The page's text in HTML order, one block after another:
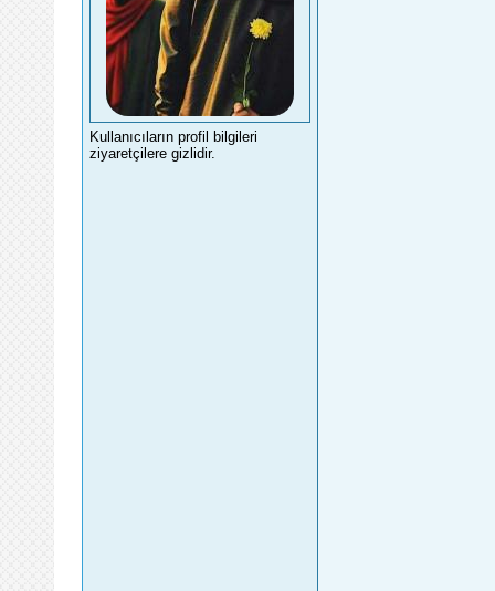
Kullanıcıların profil bilgileri
ziyaretçilere gizlidir.